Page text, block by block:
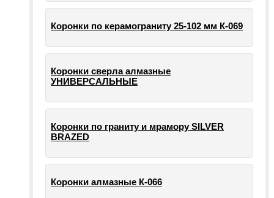
Коронки по керамограниту 25-102 мм К-069
Коронки сверла алмазные
УНИВЕРСАЛЬНЫЕ
Коронки по граниту и мрамору SILVER
BRAZED
Коронки алмазные К-066